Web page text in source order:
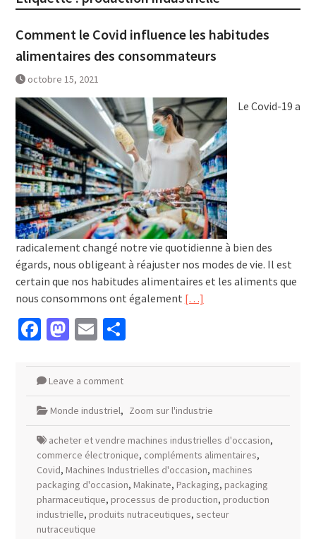
Comment le Covid influence les habitudes
alimentaires des consommateurs
octobre 15, 2021
Le Covid-19 a
radicalement changé notre vie quotidienne à bien des
égards, nous obligeant à réajuster nos modes de vie. Il est
certain que nos habitudes alimentaires et les aliments que
nous consommons ont également […]
Facebook
Mastodon
EmailPartager
Leave a comment
Monde industriel, Zoom sur l'industrie
acheter et vendre machines industrielles d'occasion,
commerce électronique, compléments alimentaires,
Covid, Machines Industrielles d'occasion, machines
packaging d'occasion, Makinate, Packaging, packaging
pharmaceutique, processus de production, production
industrielle, produits nutraceutiques, secteur
nutraceutique